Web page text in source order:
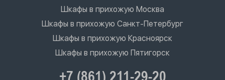
Шкафы в прихожую Москва
Шкафы в прихожую Санкт-Петербург
Шкафы в прихожую Красноярск
Шкафы в прихожую Пятигорск
+7 (861) 211-29-20